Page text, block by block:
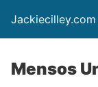
Jackiecilley.com
Mensos